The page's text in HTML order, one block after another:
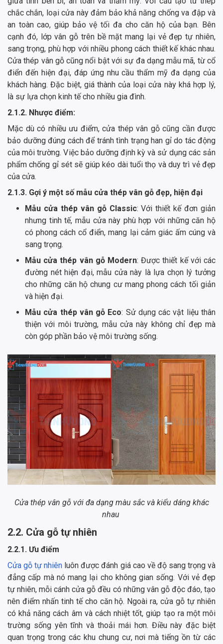
chắc chắn, loại cửa này đảm bảo khả năng chống va đập và
an toàn cao, giúp bảo vệ tối đa cho căn hộ của bạn. Bên
cạnh đó, lớp vân gỗ trên bề mặt mang lại vẻ đẹp tự nhiên,
sang trọng, phù hợp với nhiều phong cách thiết kế khác nhau.
Cửa thép vân gỗ cũng nổi bật với sự đa dạng mẫu mã, từ cổ
điển đến hiện đại, đáp ứng nhu cầu thẩm mỹ đa dạng của
khách hàng. Đặc biệt, giá thành của loại cửa này khá hợp lý,
là sự lựa chọn kinh tế cho nhiều gia đình.
2.1.2. Nhược điểm:
Mặc dù có nhiều ưu điểm, cửa thép vân gỗ cũng cần được
bảo dưỡng đúng cách để tránh tình trạng han gỉ do tác động
của môi trường. Việc bảo dưỡng định kỳ và sử dụng các sản
phẩm chống gỉ sét sẽ giúp kéo dài tuổi thọ và duy trì vẻ đẹp
của cửa.
2.1.3. Gợi ý một số mẫu cửa thép vân gỗ đẹp, hiện đại
Mẫu cửa thép vân gỗ Classic: Với thiết kế đơn giản
nhưng tinh tế, mẫu cửa này phù hợp với những căn hộ
có phong cách cổ điển, mang lại cảm giác ấm cúng và
sang trọng.
Mẫu cửa thép vân gỗ Modern: Được thiết kế với các
đường nét hiện đại, mẫu cửa này là lựa chọn lý tưởng
cho những căn hộ chung cư mang phong cách tối giản
và hiện đại.
Mẫu cửa thép vân gỗ Eco: Sử dụng các vật liệu thân
thiện với môi trường, mẫu cửa này không chỉ đẹp mà
còn góp phần bảo vệ môi trường sống.
Cửa thép vân gỗ với đa dạng màu sắc và kiểu dáng khác
nhau
2.2. Cửa gỗ tự nhiên
2.2.1. Ưu điểm
Cửa gỗ tự nhiên luôn được đánh giá cao về độ sang trọng và
đẳng cấp mà nó mang lại cho không gian sống. Với vẻ đẹp
tự nhiên, mỗi cánh cửa gỗ đều có những vân gỗ độc đáo, tạo
nên điểm nhấn tinh tế cho căn hộ. Ngoài ra, cửa gỗ tự nhiên
có khả năng cách âm và cách nhiệt tốt, giúp tạo ra một môi
trường sống yên tĩnh và thoải mái hơn. Điều này đặc biệt
quan trọng trong các khu chung cư, nơi mà tiếng ồn từ các